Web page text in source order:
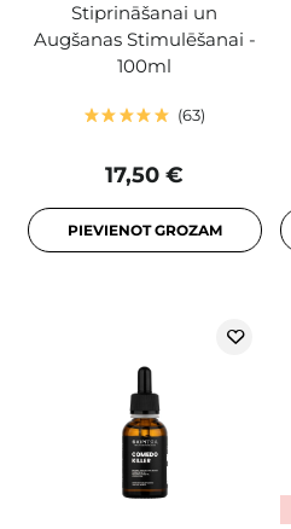
Stiprināšanai un
Augšanas Stimulēšanai -
100ml
63
17,50 €
PIEVIENOT GROZAM